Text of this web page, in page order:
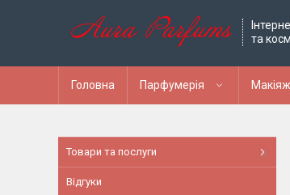
та
Головна Парфумерія Макіяж
Товари та послуги
Відгуки